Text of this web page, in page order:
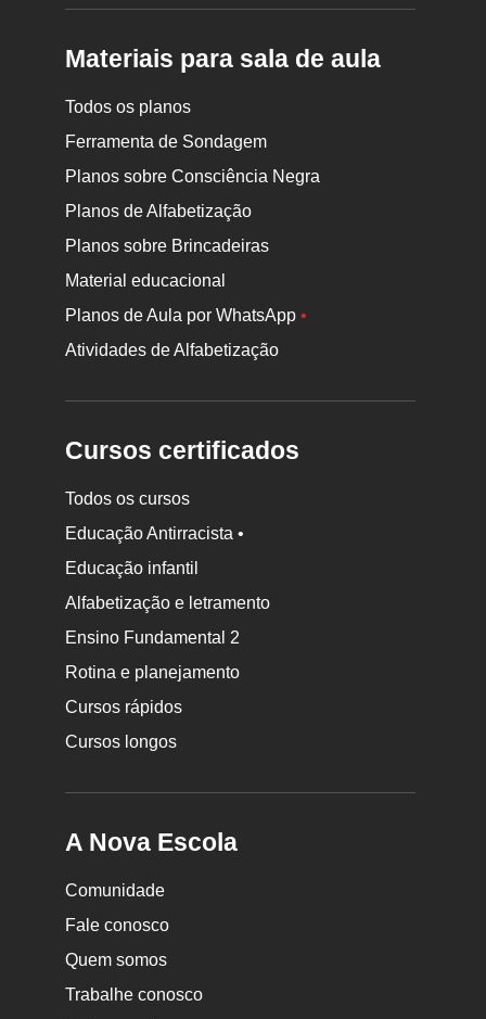
Materiais para sala de aula
Todos os planos
Ferramenta de Sondagem
Planos sobre Consciência Negra
Planos de Alfabetização
Planos sobre Brincadeiras
Material educacional
Planos de Aula por WhatsApp•
Atividades de Alfabetização
Cursos certificados
Todos os cursos
Educação Antirracista •
Educação infantil
Alfabetização e letramento
Ensino Fundamental 2
Rotina e planejamento
Cursos rápidos
Cursos longos
A Nova Escola
Comunidade
Fale conosco
Quem somos
Trabalhe conosco